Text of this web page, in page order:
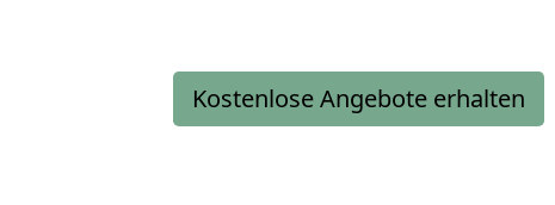
Kostenlose Angebote erhalten